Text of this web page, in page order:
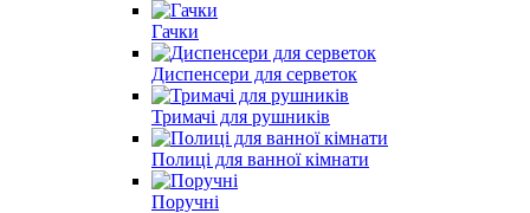
Гачки
Диспенсери для серветок
Тримачі для рушників
Полиці для ванної кімнати
Поручні